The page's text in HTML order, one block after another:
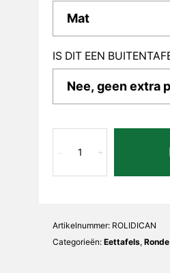
IS DIT EEN
Nero
+
-
Artikelnummer: ROLIDICAN
Categorieën: Eettafels,